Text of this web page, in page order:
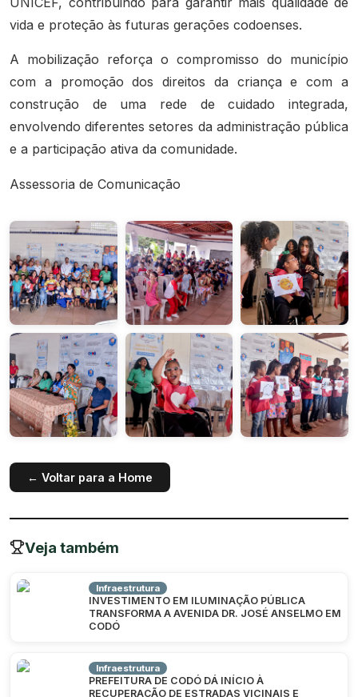
vida e proteção às futuras gerações codoenses.
A mobilização reforça o compromisso do município
com a promoção dos direitos da criança e com a
construção de uma rede de cuidado integrada,
envolvendo diferentes setores da administração pública
e a participação ativa da comunidade.
Assessoria de Comunicação
← Voltar para a Home
Veja também
Infraestrutura
INVESTIMENTO EM ILUMINAÇÃO PÚBLICA
TRANSFORMA A AVENIDA DR. JOSÉ ANSELMO EM
CODÓ
Infraestrutura
PREFEITURA DE CODÓ DÁ INÍCIO À
RECUPERAÇÃO DE ESTRADAS VICINAIS E